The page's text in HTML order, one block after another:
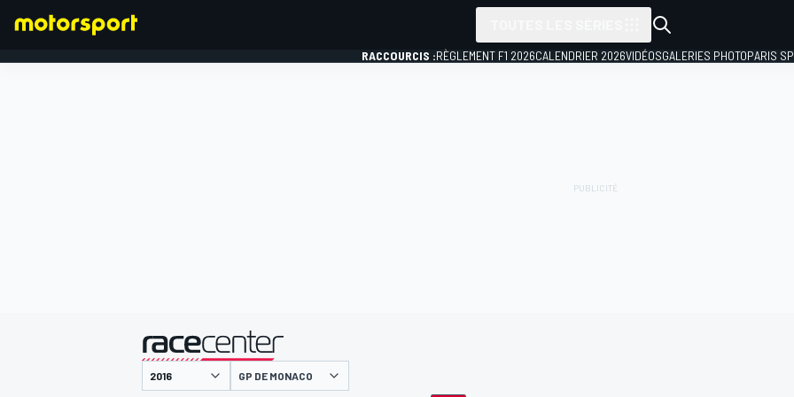
RACCOURCIS :RÈGLEMENT F1 2026CALENDRIER 2026VIDÉOSGALERIES PHOTOPARIS
présenté par
GP DE MONACO